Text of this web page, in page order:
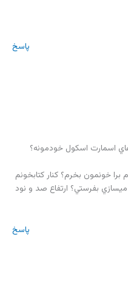
پاسخ
اسمارت اسكول خودمونه؟
خونمون بخرم؟ كنار كتابخونم
ميسازي بفرستي؟ ارتفاع صد و نود
پاسخ